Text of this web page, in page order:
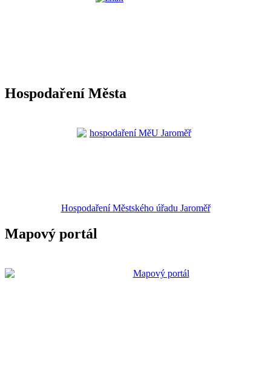
Hospodaření Města
Hospodaření Městského úřadu Jaroměř
Mapový portál